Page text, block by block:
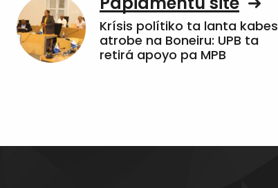
Krísis polítiko ta lanta kabes
atrobe na Boneiru: UPB ta
retirá apoyo pa MPB